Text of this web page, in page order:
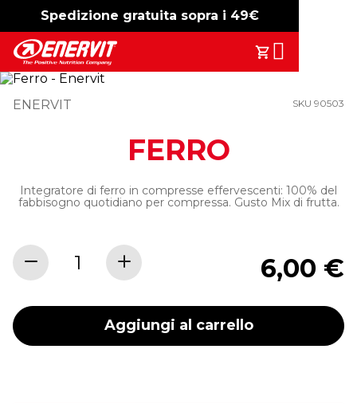
Spedizione gratuita sopra i 49€
-15% free shipping
Il Tuo
Search
ENERVIT SKU 90503
FERRO
Integratore di ferro in compresse effervescenti: 100% del
fabbisogno quotidiano per compressa. Gusto Mix di frutta.
6,00 €
Aggiungi al carrello